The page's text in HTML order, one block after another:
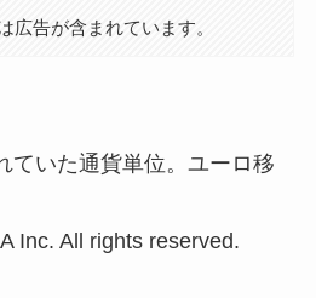
広告が含まれています。
いた通貨単位。ユーロ移
Inc. All rights reserved.